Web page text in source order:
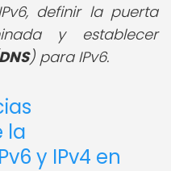
definir la puerta
y establecer
) para IPv6.
la
y IPv4 en